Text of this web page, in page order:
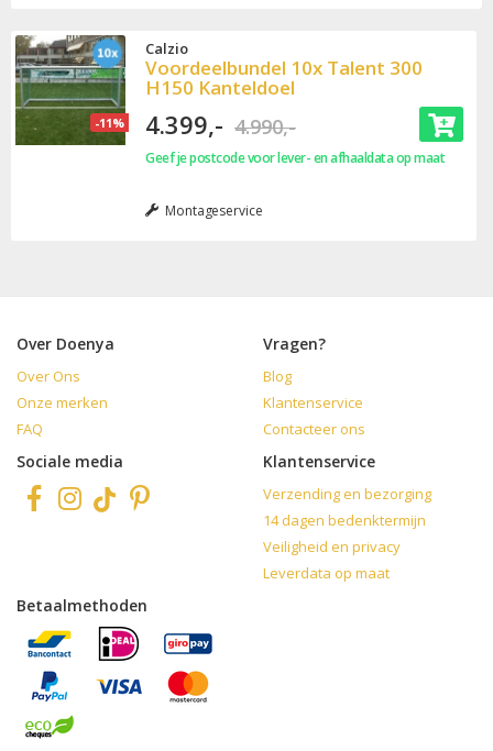
-11%
Calzio
Voordeelbundel 10x Talent 300
H150 Kanteldoel
4.399,- 4.990,-
Geef je postcode voor lever- en afhaaldata op maat
Montageservice
Over Doenya
Over Ons
Onze merken
FAQ
Sociale media
Vragen?
Blog
Klantenservice
Contacteer ons
Klantenservice
Verzending en bezorging
14 dagen bedenktermijn
Veiligheid en privacy
Leverdata op maat
Betaalmethoden